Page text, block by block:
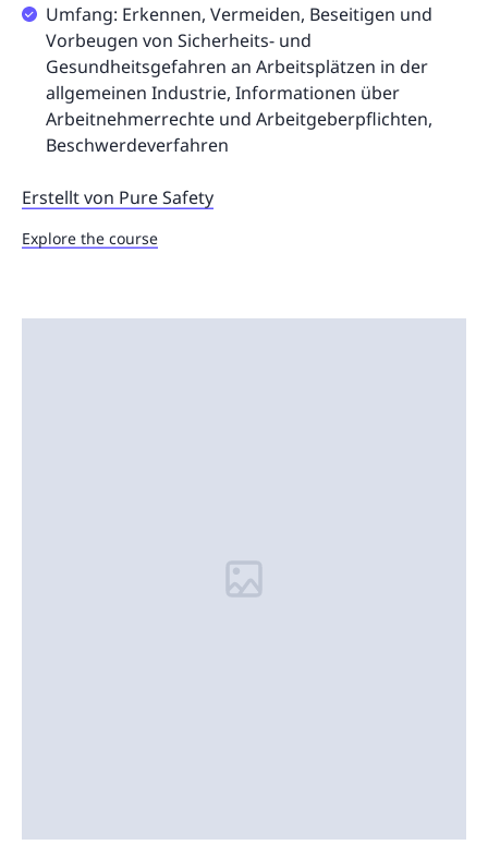
Umfang: Erkennen, Vermeiden, Beseitigen und
Vorbeugen von Sicherheits- und
Gesundheitsgefahren an Arbeitsplätzen in der
allgemeinen Industrie, Informationen über
Arbeitnehmerrechte und Arbeitgeberpflichten,
Beschwerdeverfahren
Erstellt von Pure Safety
Explore the course